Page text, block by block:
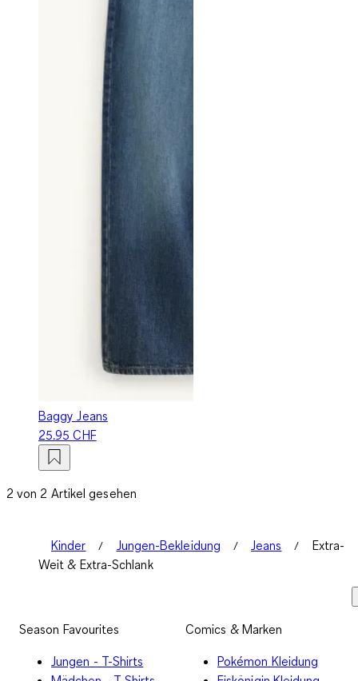
Baggy Jeans
25.95 CHF
2 von 2 Artikel gesehen
Kinder Jungen-Bekleidung Jeans
Extra-
Weit & Extra-Schlank
Season Favourites
Jungen - T-Shirts
Comics & Marken
Pokémon Kleidung